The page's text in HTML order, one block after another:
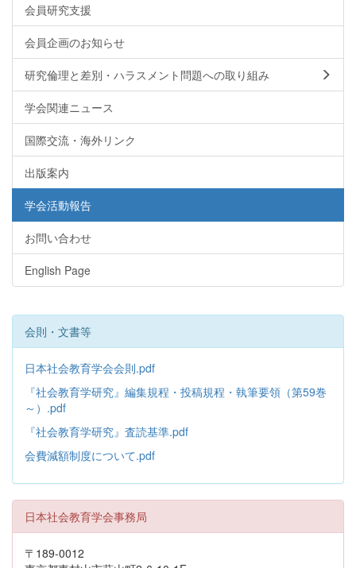
会員研究支援
会員企画のお知らせ
研究倫理と差別・ハラスメント問題への取り組み
学会関連ニュース
国際交流・海外リンク
出版案内
学会活動報告
お問い合わせ
English Page
会則・文書等
日本社会教育学会会則.pdf
『社会教育学研究』編集規程・投稿規程・執筆要領（第59巻
～）.pdf
『社会教育学研究』査読基準.pdf
会費減額制度について.pdf
日本社会教育学会事務局
〒189-0012